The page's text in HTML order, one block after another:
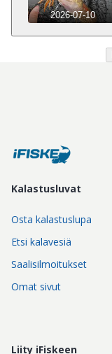
2026-07-10
Kalastusluvat
Osta kalastuslupa
Etsi kalavesiä
Saalisilmoitukset
Omat sivut
Liity iFiskeen